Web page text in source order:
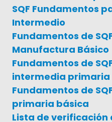
SQF Fundamentos
Intermedio
Fundamentos de
Manufactura Básico
Fundamentos de
intermedia primaria
Fundamentos de
primaria básica
Lista de verificación